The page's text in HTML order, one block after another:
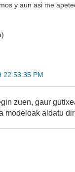
y aun asi me
22:53:35 PM
zuen, gaur
modeloak aldatu